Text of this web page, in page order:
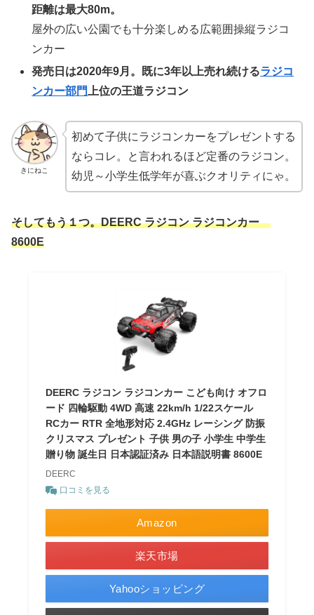
距離は最大80m。
屋外の広い公園でも十分楽しめる広範囲操縦ラジコ
ンカー
発売日は2020年9月。既に3年以上売れ続けるラジコ
ンカー部門
上位の王道ラジコン
きにねこ
初めて子供にラジコンカーをプレゼントする
ならコレ。と言われるほど定番のラジコン。
幼児～小学生低学年が喜ぶクオリティにゃ。
そしてもう１つ。DEERC ラジコン ラジコンカー
8600E
DEERC ラジコン ラジコンカー こども向け オフロ
ード 四輪駆動 4WD 高速 22km/h 1/22スケール
RCカー RTR 全地形対応 2.4GHz レーシング 防振
クリスマス プレゼント 子供 男の子 小学生 中学生
贈り物 誕生日 日本認証済み 日本語説明書 8600E
DEERC
口コミを見る
Amazon
楽天市場
Yahooショッピング